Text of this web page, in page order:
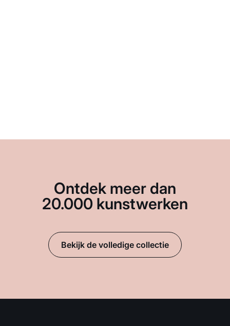
Ontdek meer dan
20.000 kunstwerken
Bekijk de volledige collectie